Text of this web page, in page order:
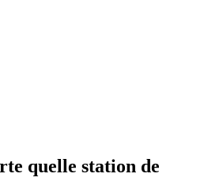
quelle station de